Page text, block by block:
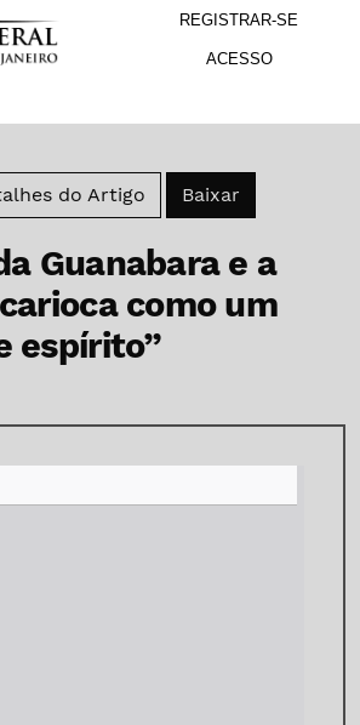
principal REGISTRAR-SE
ACESSO
do Artigo Baixar
Guanabara e a
como um
espírito”